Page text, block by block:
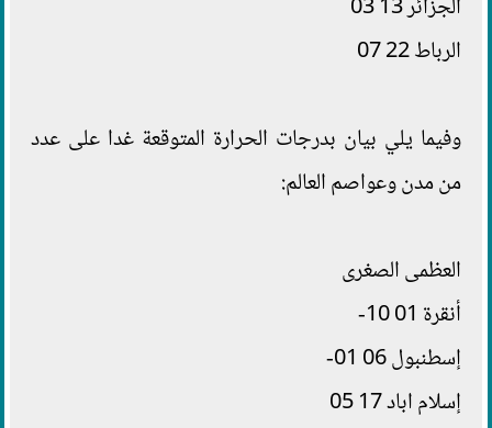
الجزائر 13 03
الرباط 22 07
وفيما يلي بيان بدرجات الحرارة المتوقعة غدا على عدد
من مدن وعواصم العالم:
العظمى الصغرى
أنقرة 01 10-
إسطنبول 06 01-
إسلام اباد 17 05